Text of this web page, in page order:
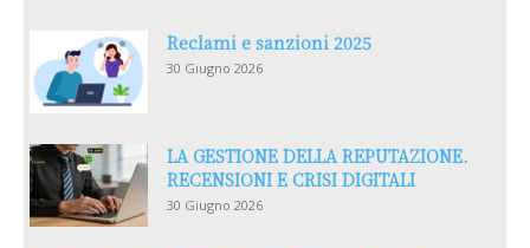
Reclami e sanzioni 2025
30 Giugno 2026
LA GESTIONE DELLA REPUTAZIONE.
RECENSIONI E CRISI DIGITALI
30 Giugno 2026